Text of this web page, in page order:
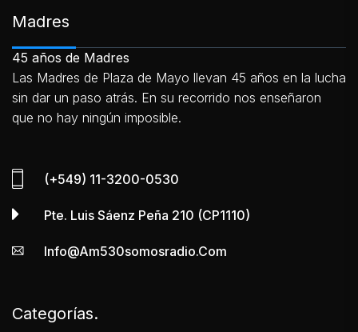
Madres
45 años de Madres
Las Madres de Plaza de Mayo llevan 45 años en la lucha
sin dar un paso atrás. En su recorrido nos enseñaron
que no hay ningún imposible.
(+549) 11-3200-0530
Pte. Luis Sáenz Peña 210 (CP1110)
Info@am530somosradio.com
Categorías.